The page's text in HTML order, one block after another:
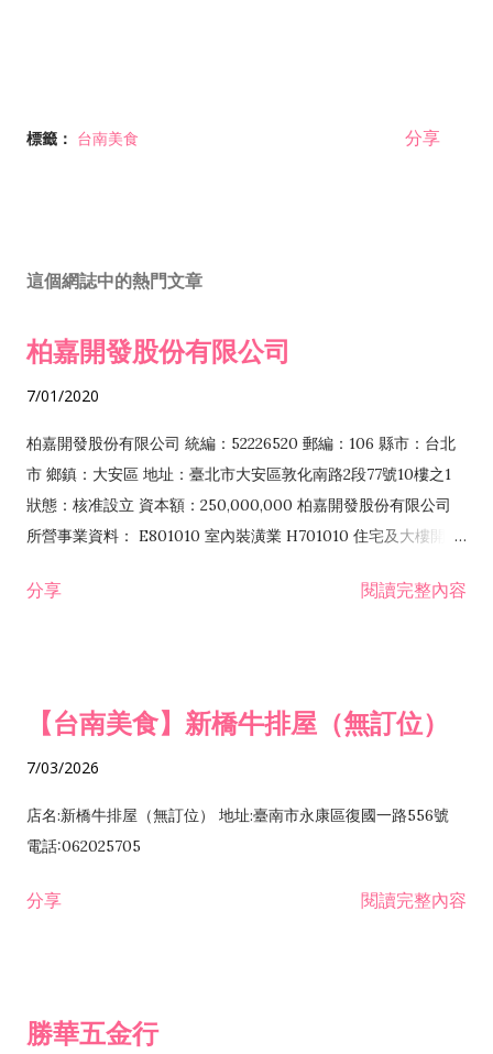
標籤： 台南美食 分享
這個網誌中的熱門文章
柏嘉開發股份有限公司
7/01/2020
柏嘉開發股份有限公司 統編：52226520 郵編：106 縣市：台北
市 鄉鎮：大安區 地址：臺北市大安區敦化南路2段77號10樓之1
狀態：核准設立 資本額：250,000,000 柏嘉開發股份有限公司
所營事業資料： E801010 室內裝潢業 H701010 住宅及大樓開發
發業 H703090 不動產買賣業 H703100 不動產租賃業 I503010
分享 閱讀完整內容
【台南美食】新橋牛排屋（無訂位）
7/03/2026
店名:新橋牛排屋（無訂位） 地址:臺南市永康區復國一路556號
電話:062025705
分享 閱讀完整內容
勝華五金行